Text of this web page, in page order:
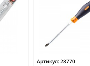
Артикул: 28770